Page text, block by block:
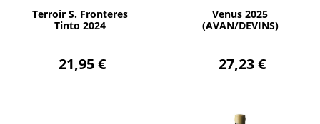
Terroir S. Fronteres
Tinto 2024
21,95 €
Venus 2025
(AVAN/DEVINS)
27,23 €